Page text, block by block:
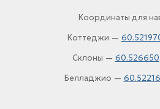
Координаты для
Коттеджи —
Склоны —
Белладжио —